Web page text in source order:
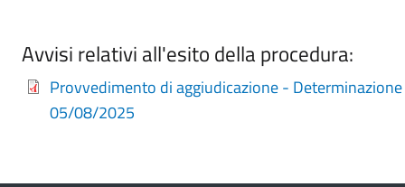
Avvisi relativi all'esito della procedura:
Provvedimento di aggiudicazione -
05/08/2025